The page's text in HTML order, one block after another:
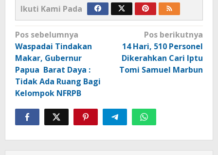
Ikuti Kami Pada
Navigasi
pos
Pos sebelumnya
Waspadai Tindakan
Makar, Gubernur
Papua Barat Daya :
Tidak Ada Ruang Bagi
Kelompok NFRPB
Pos berikutnya
14 Hari, 510 Personel
Dikerahkan Cari Iptu
Tomi Samuel Marbun